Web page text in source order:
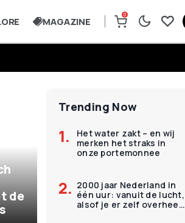
MAGAZINE
0
de
Trending Now
Het water zakt – en wij
merken het straks in
onze portemonnee
2000 jaar Nederland in
één uur: vanuit de lucht,
alsof je er zelf overheen